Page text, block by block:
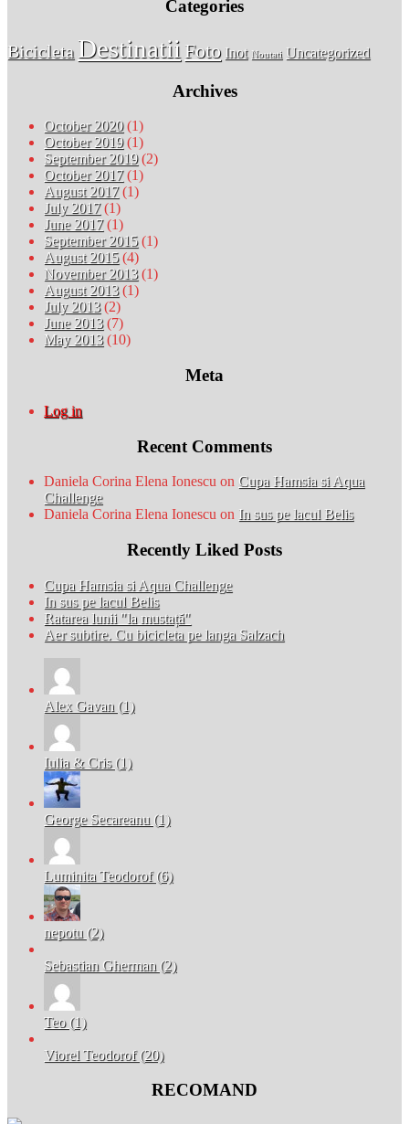
Categories
Bicicleta Destinatii Foto Inot Noutati Uncategorized
Archives
October 2020(1)
October 2019(1)
September 2019(2)
October 2017(1)
August 2017(1)
July 2017(1)
June 2017(1)
September 2015(1)
August 2015(4)
November 2013(1)
August 2013(1)
July 2013(2)
June 2013(7)
May 2013(10)
Meta
Log in
Recent Comments
Daniela Corina Elena Ionescu on Cupa Hamsia si Aqua
Challenge
Daniela Corina Elena Ionescu on In sus pe lacul Belis
Recently Liked Posts
Cupa Hamsia si Aqua Challenge
In sus pe lacul Belis
Ratarea lunii "la mustață"
Aer subtire. Cu bicicleta pe langa Salzach
Alex Gavan (1)
Iulia & Cris (1)
George Secareanu (1)
Luminita Teodorof (6)
nepotu (2)
Sebastian Gherman (2)
Teo (1)
Viorel Teodorof (20)
RECOMAND